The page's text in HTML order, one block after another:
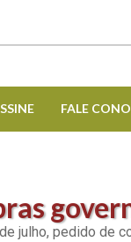
FALE
julho, pedido de